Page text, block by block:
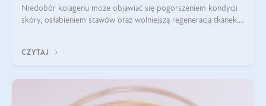
Niedobór kolagenu może objawiać się pogorszeniem kondycji
skóry, osłabieniem stawów oraz wolniejszą regeneracją tkanek.
osłabienie włosów.
CZYTAJ